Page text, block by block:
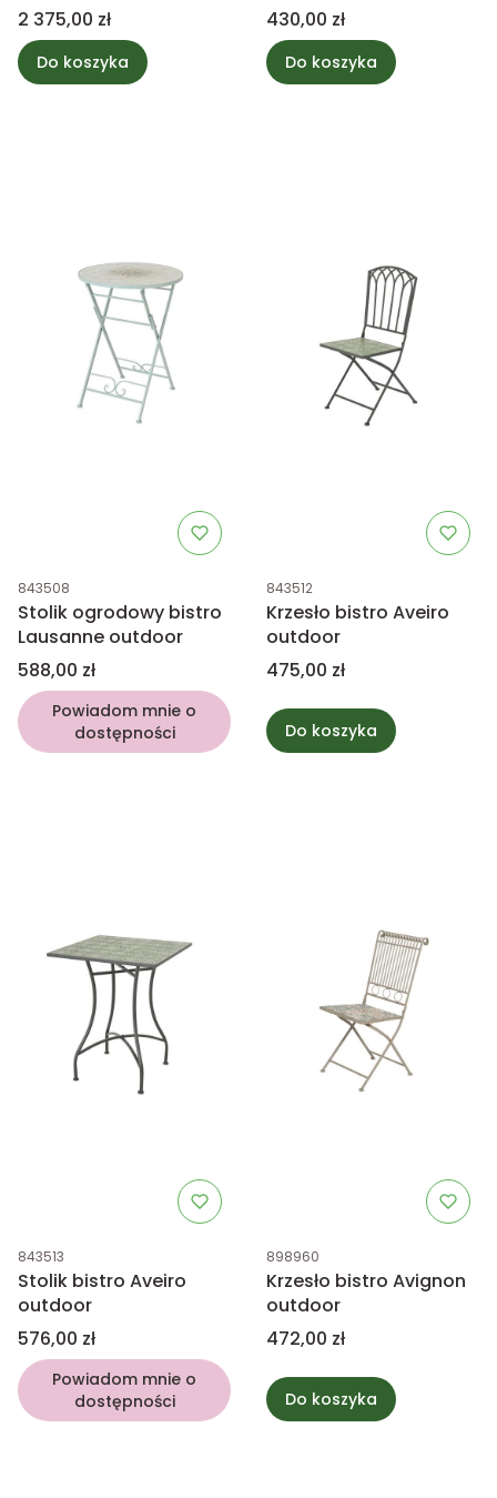
Cena
2 375,00 zł
Do koszyka
Cena
430,00 zł
Do koszyka
Kod produktu
843508
Stolik ogrodowy bistro
Lausanne outdoor
Cena
588,00 zł
Powiadom mnie o
dostępności
Kod produktu
843512
Krzesło bistro Aveiro
outdoor
Cena
475,00 zł
Do koszyka
Kod produktu
843513
Stolik bistro Aveiro
outdoor
Cena
576,00 zł
Powiadom mnie o
dostępności
Kod produktu
898960
Krzesło bistro Avignon
outdoor
Cena
472,00 zł
Do koszyka